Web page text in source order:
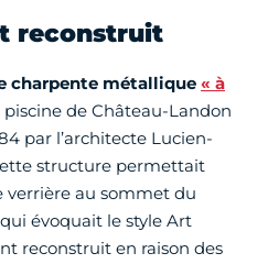
reconstruit
charpente métallique « à
piscine de Château-Landon
par l’architecte Lucien-
structure permettait
verrière au sommet du
évoquait le style Art
reconstruit en raison des